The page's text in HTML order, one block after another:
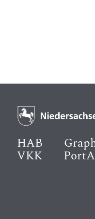
HAB
VKK